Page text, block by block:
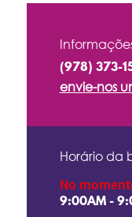
(978) 373-
envie-nos
Horário da
No
9:00AM -